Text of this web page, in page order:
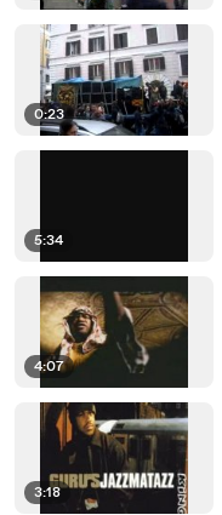
0:23
5:34
4:07
3:18